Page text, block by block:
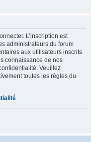
L’inscription est
administrateurs du forum
aux utilisateurs inscrits.
connaissance de nos
Veuillez
toutes les règles du